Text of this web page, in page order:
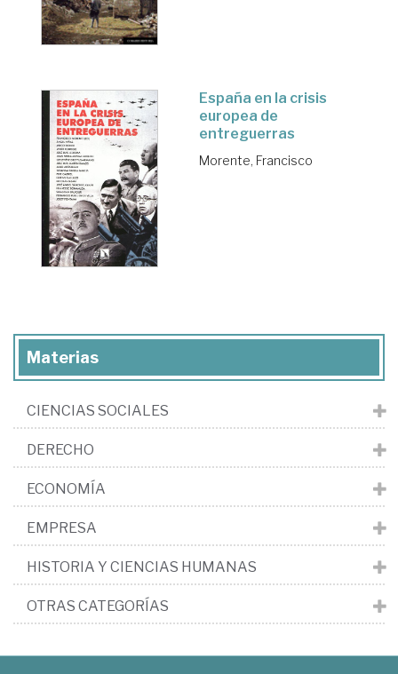
España en la crisis
europea de
entreguerras
Morente, Francisco
Materias
CIENCIAS SOCIALES
DERECHO
ECONOMÍA
EMPRESA
HISTORIA Y CIENCIAS HUMANAS
OTRAS CATEGORÍAS